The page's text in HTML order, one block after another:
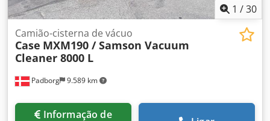
1 /30
Padborg 9.589 km
Camião-cisterna de vácuo
Case MXM190 / Samson Vacuum
Cleaner 8000 L